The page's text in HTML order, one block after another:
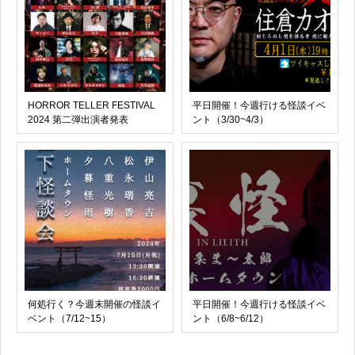
HORROR TELLER FESTIVAL
2024 第二弾出演者発表
平日開催！今週行ける怪談イベ
ント（3/30~4/3）
何処行く？今週末開催の怪談イ
ベント（7/12~15）
平日開催！今週行ける怪談イベ
ント（6/8~6/12）